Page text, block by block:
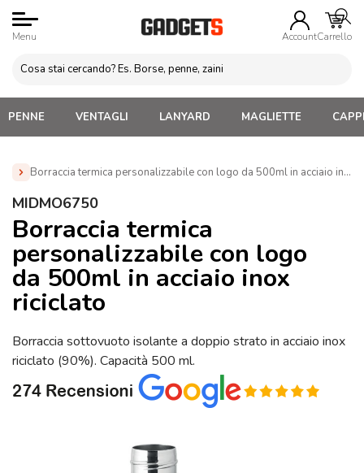
Menu AccountCarrello
PENNE VENTAGLI LANYARD MAGLIETTE
Borraccia termica personalizzabile con logo da 500ml in acciaio inox
Home » Borracce personalizzate con logo. Economiche,
Personalizzate »
Borraccia termica personalizzabile con logo
da 500ml in acciaio inox riciclato (MIDMO6750)
MIDMO6750
Borraccia termica
personalizzabile con logo
da 500ml in acciaio inox
riciclato
Borraccia sottovuoto isolante a doppio strato in acciaio inox
riciclato (90%). Capacità 500 ml.